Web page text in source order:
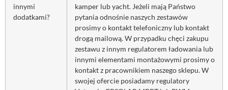
innymi
dodatkami?
kamper lub yacht. Jeżeli mają Państwo
pytania odnośnie naszych zestawów
prosimy o kontakt telefoniczny lub kontakt
drogą mailową. W przypadku chęci zakupu
zestawu z innym regulatorem ładowania lub
innymi elementami montażowymi prosimy o
kontakt z pracownikiem naszego sklepu. W
swojej ofercie posiadamy regulatory